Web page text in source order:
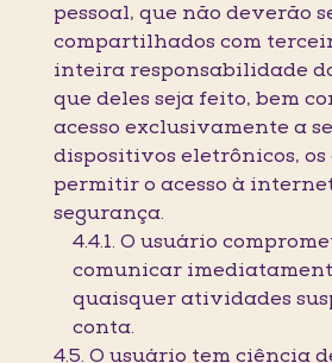
pessoal, que não deverão
compartilhados com
inteira responsabilidade
que deles seja feito, bem
acesso exclusivamente a
dispositivos eletrônicos, os
permitir o acesso à
segurança.
4.4.1. O usuário
comunicar
quaisquer atividades
conta.
4.5. O usuário tem ciência